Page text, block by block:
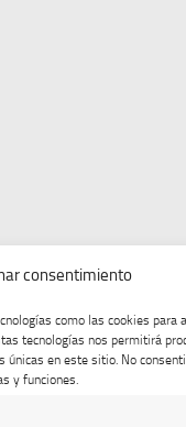
consentimiento
como las cookies para
tecnologías nos permitirá
únicas en este sitio. No
y funciones.